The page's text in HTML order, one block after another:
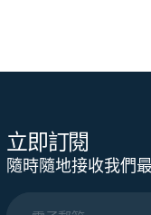
立即訂閱
隨時隨地接收我們